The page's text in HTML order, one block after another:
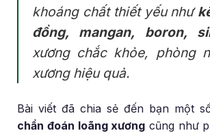
khoáng chất thiết yếu như
đồng, mangan, boron,
xương chắc khỏe, phòng
xương hiệu quả.
Bài viết đã chia sẻ đến bạn một
chẩn đoán loãng xương cũng như